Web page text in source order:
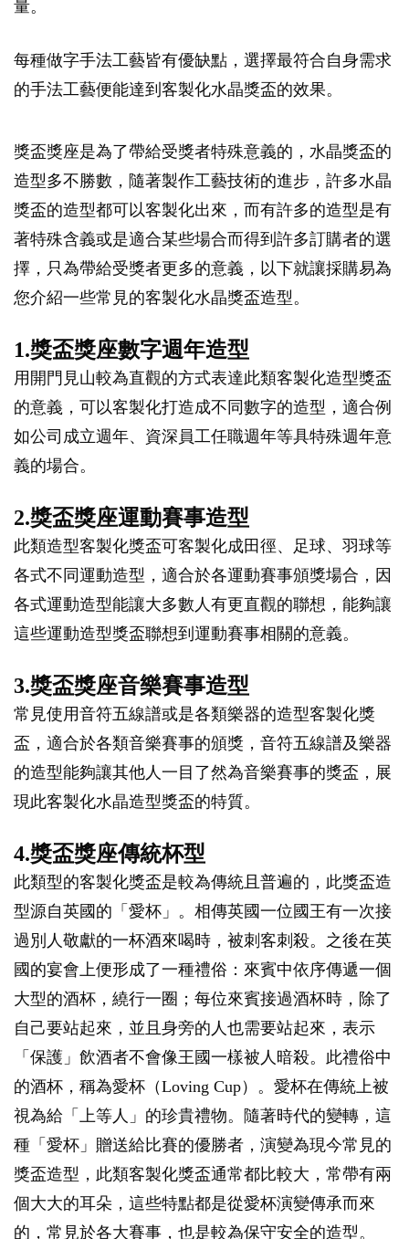
量。
每種做字手法工藝皆有優缺點，選擇最符合自身需求
的手法工藝便能達到客製化水晶獎盃的效果。
獎盃獎座是為了帶給受獎者特殊意義的，水晶獎盃的
造型多不勝數，隨著製作工藝技術的進步，許多水晶
獎盃的造型都可以客製化出來，而有許多的造型是有
著特殊含義或是適合某些場合而得到許多訂購者的選
擇，只為帶給受獎者更多的意義，以下就讓採購易為
您介紹一些常見的客製化水晶獎盃造型。
1.獎盃獎座數字週年造型
用開門見山較為直觀的方式表達此類客製化造型獎盃
的意義，可以客製化打造成不同數字的造型，適合例
如公司成立週年、資深員工任職週年等具特殊週年意
義的場合。
2.獎盃獎座運動賽事造型
此類造型客製化獎盃可客製化成田徑、足球、羽球等
各式不同運動造型，適合於各運動賽事頒獎場合，因
各式運動造型能讓大多數人有更直觀的聯想，能夠讓
這些運動造型獎盃聯想到運動賽事相關的意義。
3.獎盃獎座音樂賽事造型
常見使用音符五線譜或是各類樂器的造型客製化獎
盃，適合於各類音樂賽事的頒獎，音符五線譜及樂器
的造型能夠讓其他人一目了然為音樂賽事的獎盃，展
現此客製化水晶造型獎盃的特質。
4.獎盃獎座傳統杯型
此類型的客製化獎盃是較為傳統且普遍的，此獎盃造
型源自英國的「愛杯」。相傳英國一位國王有一次接
過別人敬獻的一杯酒來喝時，被刺客刺殺。之後在英
國的宴會上便形成了一種禮俗：來賓中依序傳遞一個
大型的酒杯，繞行一圈；每位來賓接過酒杯時，除了
自己要站起來，並且身旁的人也需要站起來，表示
「保護」飲酒者不會像王國一樣被人暗殺。此禮俗中
的酒杯，稱為愛杯（Loving Cup）。愛杯在傳統上被
視為給「上等人」的珍貴禮物。隨著時代的變轉，這
種「愛杯」贈送給比賽的優勝者，演變為現今常見的
獎盃造型，此類客製化獎盃通常都比較大，常帶有兩
個大大的耳朵，這些特點都是從愛杯演變傳承而來
的，常見於各大賽事，也是較為保守安全的造型。